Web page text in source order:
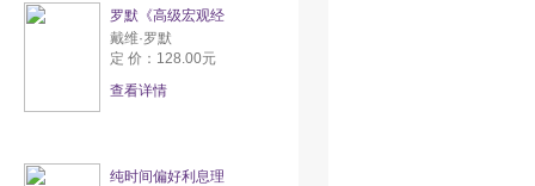
罗默《高级宏观经
戴维·罗默
定 价：128.00元
查看详情
纯时间偏好利息理